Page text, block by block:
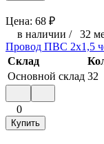
Цена: 68 ₽
в наличии / 32
Провод ПВС 2х1,5
Склад
Основной склад 32
0
Купить